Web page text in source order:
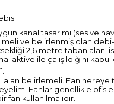
tasarımı (ses ve
ve belirlenmiş olan
2,6 metre taban
aktive ile çalışıldığını
alan belirlemeli. Fan
Fanlar genellikle
kullanılmalıdır.